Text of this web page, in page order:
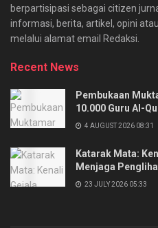
berpartisipasi sebagai citizen
informasi, berita, artikel, opini
melalui alamat email Redaksi.
Recent News
Pembukaan
10.000 Guru Al-
4 AUGUST 2026 08:31
Katarak Mata:
Menjaga
23 JULY 2026 05:33